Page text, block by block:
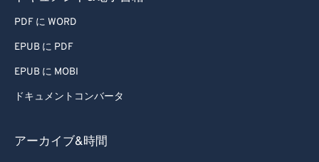
PDF に WORD
EPUB に PDF
EPUB に MOBI
ドキュメントコンバータ
アーカイブ&時間